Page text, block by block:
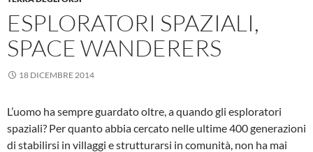
ESPLORATORI SPAZIALI,
SPACE WANDERERS
18 DICEMBRE 2014
L’uomo ha sempre guardato oltre, a quando gli esploratori
spaziali? Per quanto abbia cercato nelle ultime 400 generazioni
di stabilirsi in villaggi e strutturarsi in comunità, non ha mai